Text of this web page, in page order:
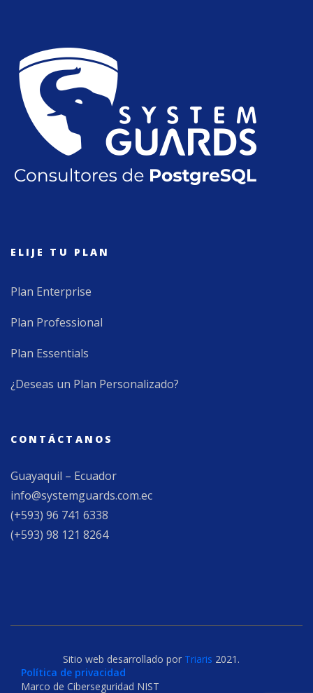
ELIJE TU PLAN
Plan Enterprise
Plan Professional
Plan Essentials
¿Deseas un Plan Personalizado?
CONTÁCTANOS
Guayaquil – Ecuador
info@systemguards.com.ec
(+593) 96 741 6338
(+593) 98 121 8264
Sitio web desarrollado por Triaris 2021.
Política de privacidad
Marco de Ciberseguridad NIST